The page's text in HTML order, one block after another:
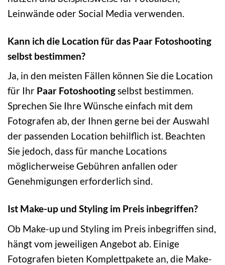
Leinwände oder Social Media verwenden.
Kann ich die Location für das Paar Fotoshooting
selbst bestimmen?
Ja, in den meisten Fällen können Sie die Location
für Ihr Paar Fotoshootingselbst bestimmen.
Sprechen Sie Ihre Wünsche einfach mit dem
Fotografen ab, der Ihnen gerne bei der Auswahl
der passenden Location behilflich ist. Beachten
Sie jedoch, dass für manche Locations
möglicherweise Gebühren anfallen oder
Genehmigungen erforderlich sind.
Ist Make-up und Styling im Preis inbegriffen?
Ob Make-up und Styling im Preis inbegriffen sind,
hängt vom jeweiligen Angebot ab. Einige
Fotografen bieten Komplettpakete an, die Make-